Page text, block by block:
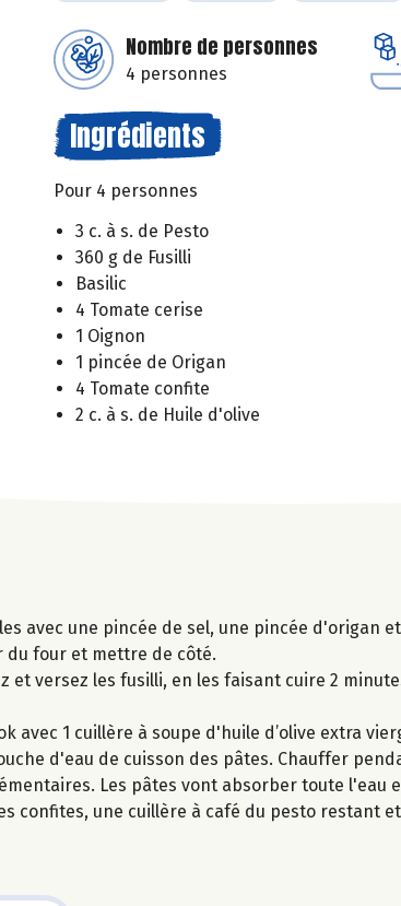
Nombre de personnes
4 personnes
Ingrédients
Pour 4 personnes
3 c. à s. de Pesto
360 g de Fusilli
Basilic
4 Tomate cerise
1 Oignon
1 pincée de Origan
4 Tomate confite
2 c. à s. de Huile d'olive
avec une pincée de sel, une pincée d'origan
du four et mettre de côté.
et versez les fusilli, en les faisant cuire 2
1 cuillère à soupe d'huile d’olive extra
d'eau de cuisson des pâtes. Chauffer
Les pâtes vont absorber toute l'eau
confites, une cuillère à café du pesto restant